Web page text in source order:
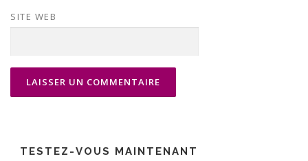
SITE WEB
TESTEZ-VOUS MAINTENANT